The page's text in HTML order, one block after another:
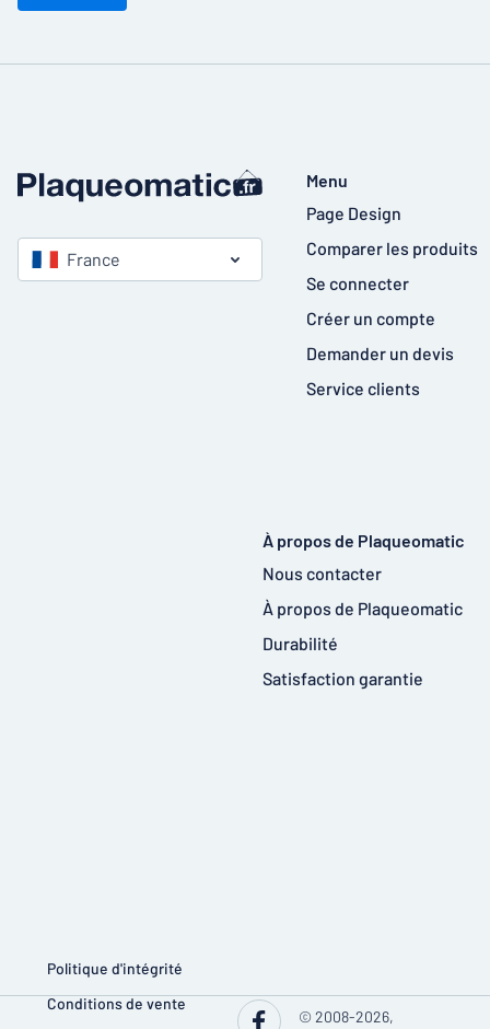
France
Menu
Page Design
Comparer les produits
Se connecter
Créer un compte
Demander un devis
Service clients
À propos de Plaqueomatic
Nous contacter
À propos de Plaqueomatic
Durabilité
Satisfaction garantie
Politique d'intégrité
Conditions de vente
© 2008-2026,